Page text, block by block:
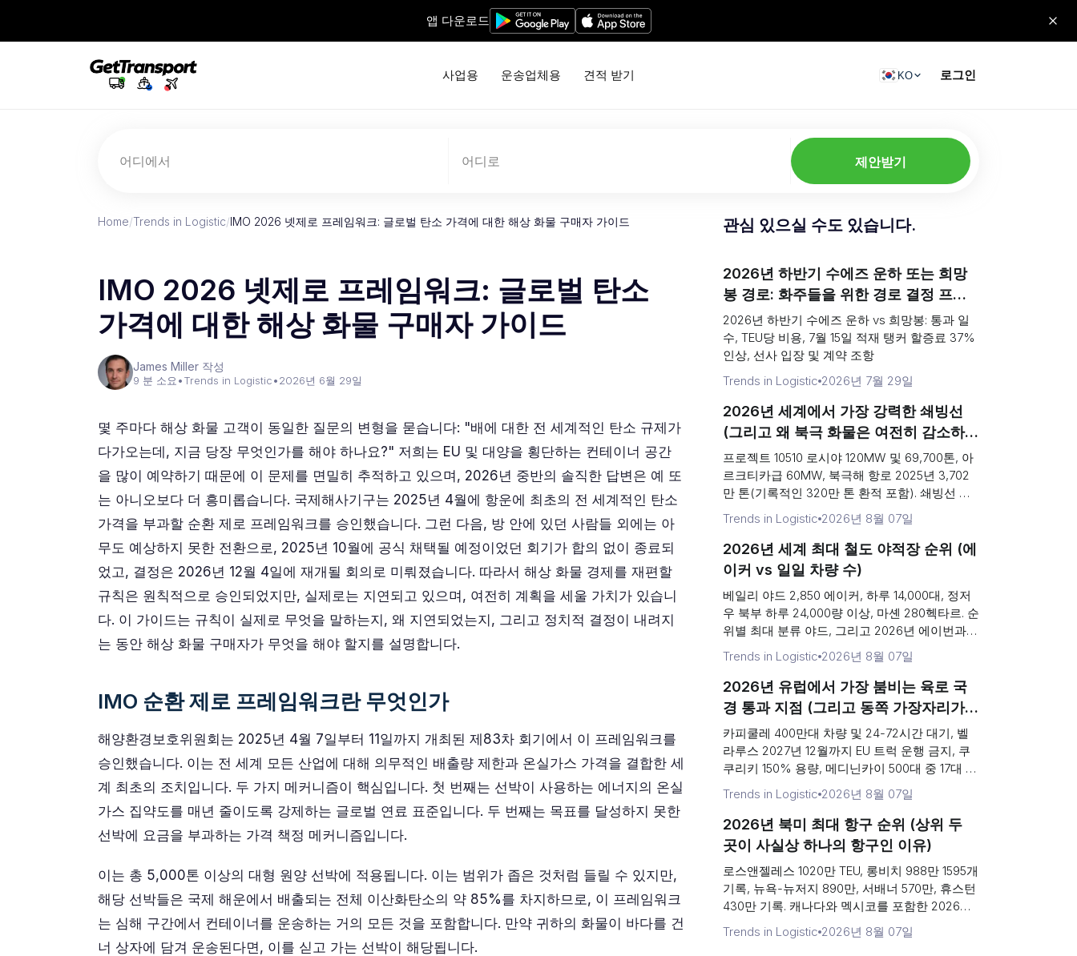
앱 다운로드
사업용 운송업체용 견적 받기 KO 로그인
어디에서 어디로 제안받기
Home/Trends in Logistic/IMO 2026 넷제로 프레임워크: 글로벌 탄소 가격에 대한 해상 화물 구매자 가이드
IMO 2026 넷제로 프레임워크: 글로벌 탄소
가격에 대한 해상 화물 구매자 가이드
James Miller 작성
9 분 소요 •Trends in Logistic•2026년 6월 29일
몇 주마다 해상 화물 고객이 동일한 질문의 변형을 묻습니다: "배에 대한 전 세계적인 탄소 규제가
다가오는데, 지금 당장 무엇인가를 해야 하나요?" 저희는 EU 및 대양을 횡단하는 컨테이너 공간
을 많이 예약하기 때문에 이 문제를 면밀히 추적하고 있으며, 2026년 중반의 솔직한 답변은 예 또
는 아니오보다 더 흥미롭습니다. 국제해사기구는 2025년 4월에 항운에 최초의 전 세계적인 탄소
가격을 부과할 순환 제로 프레임워크를 승인했습니다. 그런 다음, 방 안에 있던 사람들 외에는 아
무도 예상하지 못한 전환으로, 2025년 10월에 공식 채택될 예정이었던 회기가 합의 없이 종료되
었고, 결정은 2026년 12월 4일에 재개될 회의로 미뤄졌습니다. 따라서 해상 화물 경제를 재편할
규칙은 원칙적으로 승인되었지만, 실제로는 지연되고 있으며, 여전히 계획을 세울 가치가 있습니
다. 이 가이드는 규칙이 실제로 무엇을 말하는지, 왜 지연되었는지, 그리고 정치적 결정이 내려지
는 동안 해상 화물 구매자가 무엇을 해야 할지를 설명합니다.
IMO 순환 제로 프레임워크란 무엇인가
해양환경보호위원회는 2025년 4월 7일부터 11일까지 개최된 제83차 회기에서 이 프레임워크를
승인했습니다. 이는 전 세계 모든 산업에 대해 의무적인 배출량 제한과 온실가스 가격을 결합한 세
계 최초의 조치입니다. 두 가지 메커니즘이 핵심입니다. 첫 번째는 선박이 사용하는 에너지의 온실
가스 집약도를 매년 줄이도록 강제하는 글로벌 연료 표준입니다. 두 번째는 목표를 달성하지 못한
선박에 요금을 부과하는 가격 책정 메커니즘입니다.
이는 총 5,000톤 이상의 대형 원양 선박에 적용됩니다. 이는 범위가 좁은 것처럼 들릴 수 있지만,
해당 선박들은 국제 해운에서 배출되는 전체 이산화탄소의 약 85%를 차지하므로, 이 프레임워크
는 심해 구간에서 컨테이너를 운송하는 거의 모든 것을 포함합니다. 만약 귀하의 화물이 바다를 건
너 상자에 담겨 운송된다면, 이를 싣고 가는 선박이 해당됩니다.
관심 있으실 수도 있습니다.
2026년 하반기 수에즈 운하 또는 희망
봉 경로: 화주들을 위한 경로 결정 프레
임워크
2026년 하반기 수에즈 운하 vs 희망봉: 통과 일
수, TEU당 비용, 7월 15일 적재 탱커 할증료 37%
인상, 선사 입장 및 계약 조항
Trends in Logistic 2026년 7월 29일
2026년 세계에서 가장 강력한 쇄빙선
(그리고 왜 북극 화물은 여전히 ​​감소하는
가)
프로젝트 10510 로시야 120MW 및 69,700톤, 아
르크티카급 60MW, 북극해 항로 2025년 3,702
만 톤(기록적인 320만 톤 환적 포함). 쇄빙선 순
위 및 2026년 8월 15일 출항하는 북극 컨테이...
Trends in Logistic 2026년 8월 07일
2026년 세계 최대 철도 야적장 순위 (에
이커 vs 일일 차량 수)
베일리 야드 2,850 에이커, 하루 14,000대, 정저
우 북부 하루 24,000량 이상, 마셴 280헥타르. 순
위별 최대 분류 야드, 그리고 2026년 에이번과
게일즈버그의 험프 투자.
Trends in Logistic 2026년 8월 07일
2026년 유럽에서 가장 붐비는 육로 국
경 통과 지점 (그리고 동쪽 가장자리가
왜 하나의 관문으로 축소되었는가)
카피쿨레 400만대 차량 및 24-72시간 대기, 벨
라루스 2027년 12월까지 EU 트럭 운행 금지, 쿠
쿠리키 150% 용량, 메디닌카이 500대 중 17대 처
리. 유럽에서 가장 붐비는 육상 국경 화물 운송 순
위.
Trends in Logistic 2026년 8월 07일
2026년 북미 최대 항구 순위 (상위 두
곳이 사실상 하나의 항구인 이유)
로스앤젤레스 1020만 TEU, 롱비치 988만 1595개
기록, 뉴욕-뉴저지 890만, 서배너 570만, 휴스턴
430만 기록. 캐나다와 멕시코를 포함한 2026년
북미 최대 항구 순위.
Trends in Logistic 2026년 8월 07일